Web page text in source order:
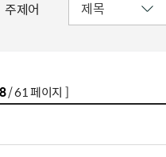
주제어
8/ 61 페이지 ]